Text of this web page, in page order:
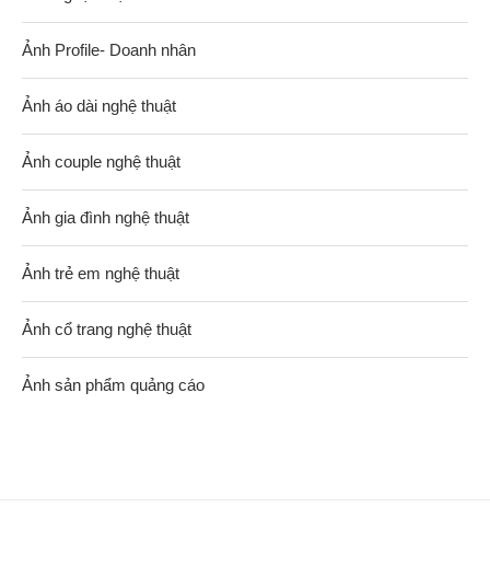
Ảnh Profile- Doanh nhân
Ảnh áo dài nghệ thuật
Ảnh couple nghệ thuật
Ảnh gia đình nghệ thuật
Ảnh trẻ em nghệ thuật
Ảnh cổ trang nghệ thuật
Ảnh sản phẩm quảng cáo